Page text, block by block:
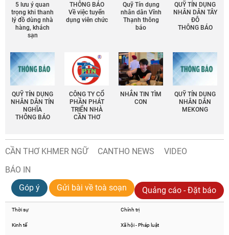
5 lưu ý quan
trọng khi thanh
lý đồ dùng nhà
hàng, khách
sạn
THÔNG BÁO
Về việc tuyển
dụng viên chức
Quỹ Tín dụng
nhân dân Vĩnh
Thạnh thông
báo
QUỸ TÍN DỤNG
NHÂN DÂN TÂY
ĐÔ
THÔNG BÁO
QUỸ TÍN DỤNG
NHÂN DÂN TÍN
NGHĨA
THÔNG BÁO
CÔNG TY CỔ
PHẦN PHÁT
TRIỂN NHÀ
CẦN THƠ
NHẮN TIN TÌM
CON
QUỸ TÍN DỤNG
NHÂN DÂN
MEKONG
CẦN THƠ KHMER NGỮ CANTHO NEWS
VIDEO
BÁO IN
Góp ý
Gửi bài về toà soạn Quảng cáo - Đặt báo
Thời sự Chính trị
Kinh tế Xã hội - Pháp luật